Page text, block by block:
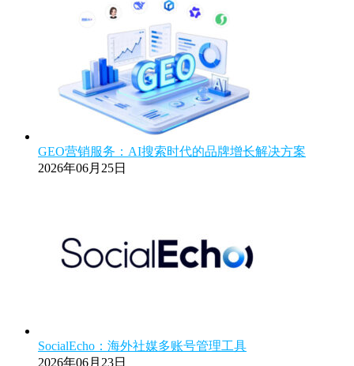
GEO营销服务：AI搜索时代的品牌增长解决方案
2026年06月25日
SocialEcho：海外社媒多账号管理工具
2026年06月23日